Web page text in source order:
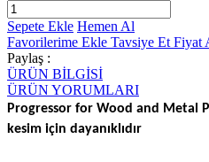
Sepete Ekle Hemen Al
Favorilerime Ekle Tavsiye Et Fiyat
Paylaş :
ÜRÜN BİLGİSİ
ÜRÜN YORUMLARI
Progressor for Wood and Metal
kesim için dayanıklıdır